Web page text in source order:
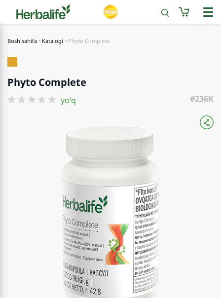
Bosh sahifa Katalogi Phyto Complete
Phyto Complete
yo'q #236K